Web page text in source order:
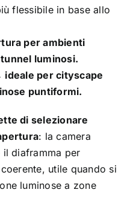
flessibile in base allo
per ambienti
luminosi.
per cityscape
puntiformi.
di selezionare
: la camera
il diaframma per
utile quando si
luminose a zone